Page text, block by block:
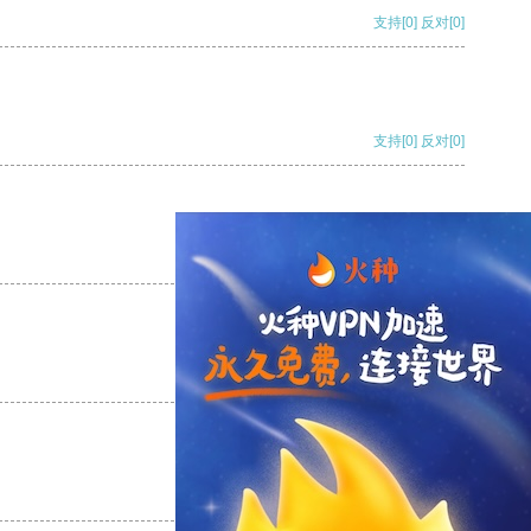
支持[0] 反对[0]
支持[0] 反对[0]
支持
支持[0] 反对[0]
支持[0] 反对[0]